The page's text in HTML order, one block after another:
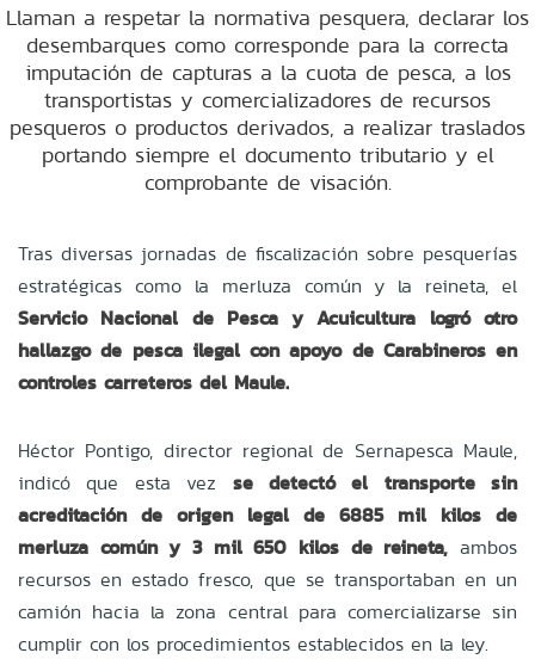
Llaman a respetar la normativa pesquera, declarar los
desembarques como corresponde para la correcta
imputación de capturas a la cuota de pesca, a los
transportistas y comercializadores de recursos
pesqueros o productos derivados, a realizar traslados
portando siempre el documento tributario y el
comprobante de visación.
Tras diversas jornadas de fiscalización sobre pesquerías
estratégicas como la merluza común y la reineta, el
Servicio Nacional de Pesca y Acuicultura logró otro
hallazgo de pesca ilegal con apoyo de Carabineros en
controles carreteros del Maule.
Héctor Pontigo, director regional de Sernapesca Maule,
indicó que esta vez se detectó el transporte sin
acreditación de origen legal de 6885 mil kilos de
merluza común y 3 mil 650 kilos de reineta, ambos
recursos en estado fresco, que se transportaban en un
camión hacia la zona central para comercializarse sin
cumplir con los procedimientos establecidos en la ley.